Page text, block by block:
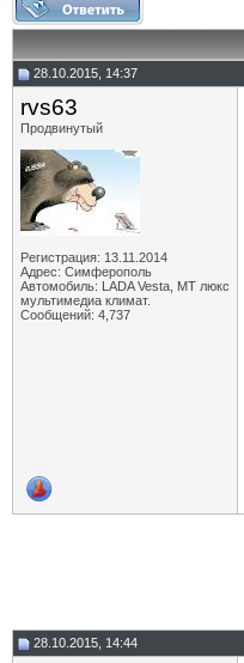
28.10.2015, 14:37
rvs63
Продвинутый
Регистрация: 13.11.2014
Адрес: Симферополь
Автомобиль: LADA Vesta, МТ люкс
мультимедиа климат.
Сообщений: 4,737
28.10.2015, 14:44